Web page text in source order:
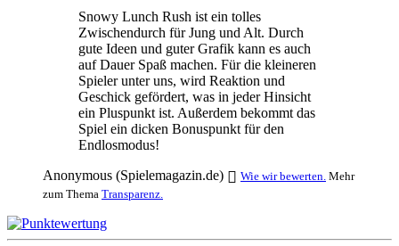
Snowy Lunch Rush ist ein tolles
Zwischendurch für Jung und Alt. Durch
gute Ideen und guter Grafik kann es auch
auf Dauer Spaß machen. Für die kleineren
Spieler unter uns, wird Reaktion und
Geschick gefördert, was in jeder Hinsicht
ein Pluspunkt ist. Außerdem bekommt das
Spiel ein dicken Bonuspunkt für den
Endlosmodus!
Anonymous (Spielemagazin.de)
Wie wir bewerten. Mehr
zum Thema Transparenz.